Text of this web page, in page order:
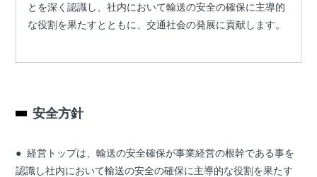
とを深く認識し、社内において輸送の安全の確保に主導的
な役割を果たすとともに、交通社会の発展に貢献します。
安全方針
経営トップは、輸送の安全確保が事業経営の根幹である事を
認識し社内において輸送の安全の確保に主導的な役割を果たす